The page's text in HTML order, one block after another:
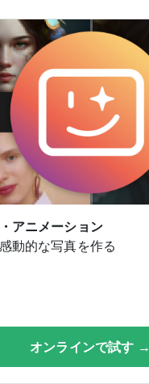
アニメーション
動的な写真を作る
オンラインで試す →